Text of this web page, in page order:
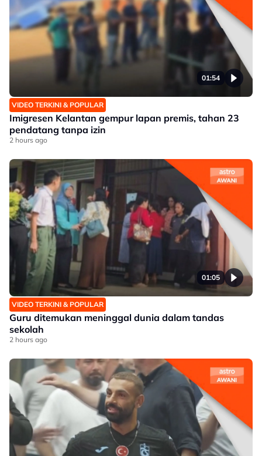
01:54
VIDEO TERKINI & POPULAR
Imigresen Kelantan gempur lapan premis, tahan 23
pendatang tanpa izin
2 hours ago
01:05
VIDEO TERKINI & POPULAR
Guru ditemukan meninggal dunia dalam tandas
sekolah
2 hours ago